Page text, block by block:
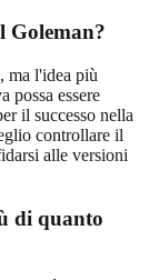
Goleman?
ma l'idea più
possa essere
il successo nella
controllare il
alle versioni
di quanto